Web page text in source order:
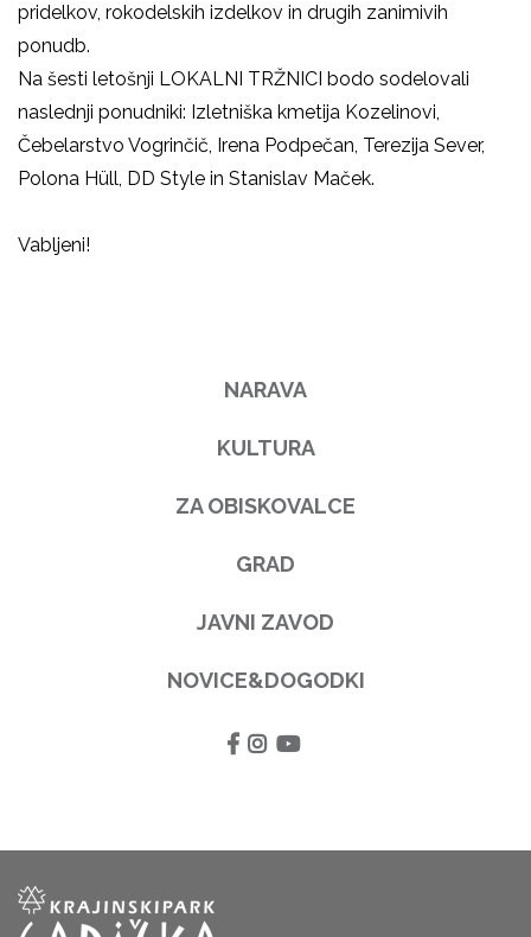
pridelkov, rokodelskih izdelkov in drugih zanimivih
ponudb.
Na šesti letošnji LOKALNI TRŽNICI bodo sodelovali
naslednji ponudniki: Izletniška kmetija Kozelinovi,
Čebelarstvo Vogrinčič, Irena Podpečan, Terezija Sever,
Polona Hüll, DD Style in Stanislav Maček.
Vabljeni!
NARAVA
KULTURA
ZA OBISKOVALCE
GRAD
JAVNI ZAVOD
NOVICE&DOGODKI